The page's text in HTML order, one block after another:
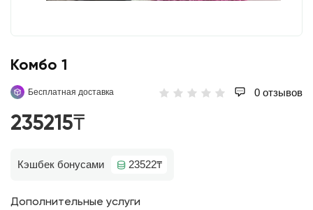
Koмбo 1
Бесплатная доставка 0 отзывов
235215₸
Кэшбек бонусами 23522₸
Дополнительные услуги